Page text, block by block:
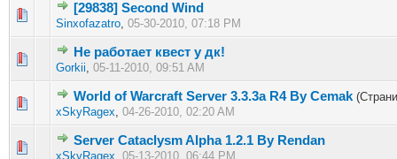
[29838] Second Wind
Sinxofazatro, 05-30-2010, 07:18 PM
1 голос(ов) - 5 из 5 в среднем
1 23 45
Не работает квест у дк!
Gorkii, 05-11-2010, 09:51 AM
1 голос(ов) - 5 из 5 в среднем
1234 5
World of Warcraft Server 3.3.3a R4 By Cemak
xSkyRagex, 04-26-2010, 02:20 AM
1 голос(ов) - 5 из 5 в среднем
123 45
Server Cataclysm Alpha 1.2.1 By Rendan
xSkyRagex, 05-13-2010, 06:44 PM
1 голос(ов) - 5 из 5 в среднем
123 4 5